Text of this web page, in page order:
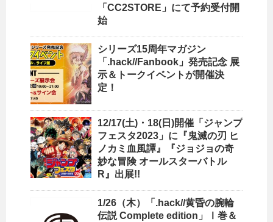
「CC2STORE」にて予約受付開
始
シリーズ15周年マガジン
「.hack//Fanbook」発売記念 展
示＆トークイベントが開催決
定！
12/17(土)・18(日)開催「ジャンプ
フェスタ2023」に『鬼滅の刃 ヒ
ノカミ血風譚』『ジョジョの奇
妙な冒険 オールスターバトル
R』出展!!
1/26（木）「.hack//黄昏の腕輪
伝説 Complete edition」Ⅰ巻＆